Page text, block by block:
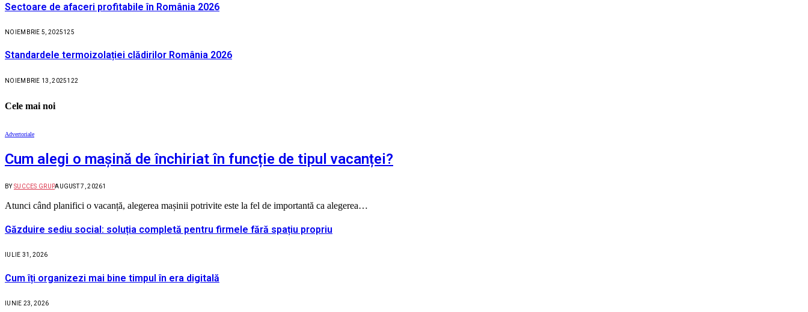
Sectoare de afaceri profitabile în România 2026
NOIEMBRIE 5, 2025125
Standardele termoizolației clădirilor România 2026
NOIEMBRIE 13, 2025122
Cele mai noi
Advertoriale
Cum alegi o mașină de închiriat în funcție de tipul vacanței?
BY SUCCES GRUPAUGUST 7, 20261
Atunci când planifici o vacanță, alegerea mașinii potrivite este la fel de importantă ca alegerea…
Găzduire sediu social: soluția completă pentru firmele fără spațiu propriu
IULIE 31, 2026
Cum îți organizezi mai bine timpul în era digitală
IUNIE 23, 2026